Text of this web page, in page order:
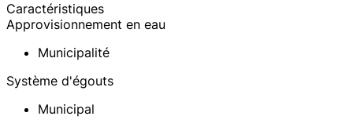
Caractéristiques
Approvisionnement en eau
Municipalité
Système d'égouts
Municipal